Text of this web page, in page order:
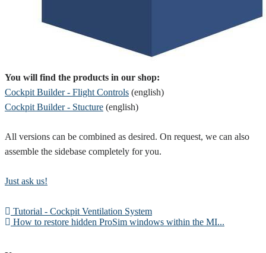
You will find the products in our shop:
Cockpit Builder - Flight Controls (english)
Cockpit Builder - Stucture (english)
All versions can be combined as desired. On request, we can also
assemble the sidebase completely for you.
Just ask us!
Tutorial - Cockpit Ventilation System
How to restore hidden ProSim windows within the MI...